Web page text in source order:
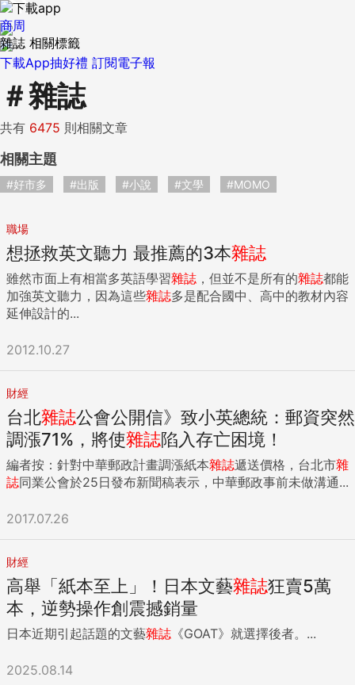
下載App抽好禮 訂閱電子報
商周
雜誌 相關標籤
＃雜誌
共有 6475 則相關文章
相關主題
#好市多 #出版 #小說 #文學 #MOMO
職場
想拯救英文聽力 最推薦的3本雜誌
雖然市面上有相當多英語學習雜誌 ，但並不是所有的雜誌都能
加強英文聽力，因為這些雜誌多是配合國中、高中的教材內容
延伸設計的...
2012.10.27
財經
台北雜誌公會公開信》致小英總統：郵資突然
調漲71%，將使雜誌陷入存亡困境！
編者按：針對中華郵政計畫調漲紙本雜誌遞送價格，台北市雜
誌同業公會於25日發布新聞稿表示，中華郵政事前未做溝通...
2017.07.26
財經
高舉「紙本至上」！日本文藝雜誌狂賣5萬
本，逆勢操作創震撼銷量
日本近期引起話題的文藝雜誌 《GOAT》就選擇後者。...
2025.08.14